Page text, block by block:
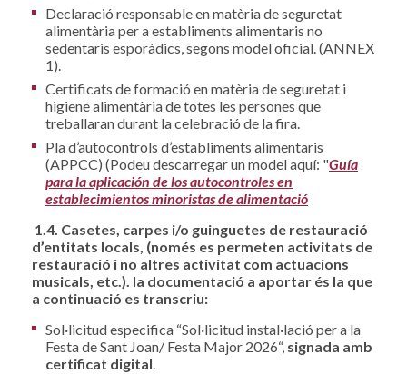
Declaració responsable en matèria de seguretat
alimentària per a establiments alimentaris no
sedentaris esporàdics, segons model oficial. (ANNEX
1).
Certificats de formació en matèria de seguretat i
higiene alimentària de totes les persones que
treballaran durant la celebració de la fira.
Pla d’autocontrols d’establiments alimentaris
(APPCC) (Podeu descarregar un model aquí: "Guía
para la aplicación de los autocontroles en
establecimientos minoristas de alimentació
1.4. Casetes, carpes i/o guinguetes de restauració
d’entitats locals, (només es permeten activitats de
restauració i no altres activitat com actuacions
musicals, etc.). la documentació a aportar és la que
a continuació es transcriu:
Sol·licitud especifica “Sol·licitud instal·lació per a la
Festa de Sant Joan/ Festa Major 2026“, signada amb
certificat digital.